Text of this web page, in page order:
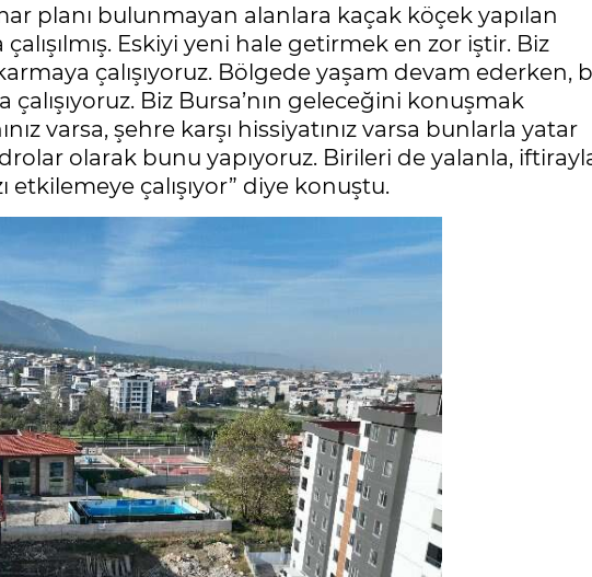
planı bulunmayan alanlara kaçak köçek yapılan
Eskiyi yeni hale getirmek en zor iştir. Biz
çalışıyoruz. Bölgede yaşam devam ederken,
Biz Bursa’nın geleceğini konuşmak
varsa, şehre karşı hissiyatınız varsa bunlarla yatar
olarak bunu yapıyoruz. Birileri de yalanla,
etkilemeye çalışıyor” diye konuştu.